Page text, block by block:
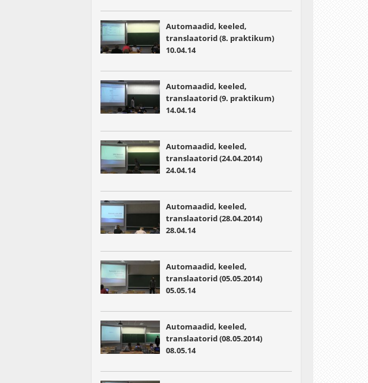
Automaadid, keeled,
translaatorid (8. praktikum)
10.04.14
Automaadid, keeled,
translaatorid (9. praktikum)
14.04.14
Automaadid, keeled,
translaatorid (24.04.2014)
24.04.14
Automaadid, keeled,
translaatorid (28.04.2014)
28.04.14
Automaadid, keeled,
translaatorid (05.05.2014)
05.05.14
Automaadid, keeled,
translaatorid (08.05.2014)
08.05.14